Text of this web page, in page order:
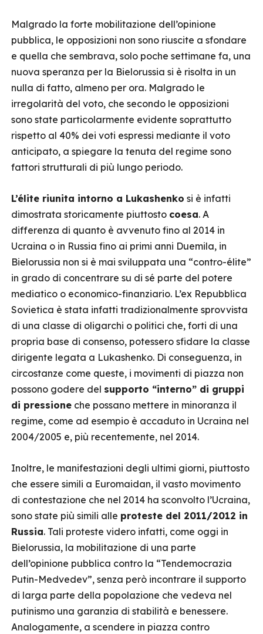
Malgrado la forte mobilitazione dell’opinione
pubblica, le opposizioni non sono riuscite a sfondare
e quella che sembrava, solo poche settimane fa, una
nuova speranza per la Bielorussia si è risolta in un
nulla di fatto, almeno per ora. Malgrado le
irregolarità del voto, che secondo le opposizioni
sono state particolarmente evidente soprattutto
rispetto al 40% dei voti espressi mediante il voto
anticipato, a spiegare la tenuta del regime sono
fattori strutturali di più lungo periodo.
L’élite riunita intorno a Lukashenko si è infatti
dimostrata storicamente piuttosto coesa. A
differenza di quanto è avvenuto fino al 2014 in
Ucraina o in Russia fino ai primi anni Duemila, in
Bielorussia non si è mai sviluppata una “contro-élite”
in grado di concentrare su di sé parte del potere
mediatico o economico-finanziario. L’ex Repubblica
Sovietica è stata infatti tradizionalmente sprovvista
di una classe di oligarchi o politici che, forti di una
propria base di consenso, potessero sfidare la classe
dirigente legata a Lukashenko. Di conseguenza, in
circostanze come queste, i movimenti di piazza non
possono godere del supporto “interno” di gruppi
di pressione che possano mettere in minoranza il
regime, come ad esempio è accaduto in Ucraina nel
2004/2005 e, più recentemente, nel 2014.
Inoltre, le manifestazioni degli ultimi giorni, piuttosto
che essere simili a Euromaidan, il vasto movimento
di contestazione che nel 2014 ha sconvolto l’Ucraina,
sono state più simili alle proteste del 2011/2012 in
Russia. Tali proteste videro infatti, come oggi in
Bielorussia, la mobilitazione di una parte
dell’opinione pubblica contro la “Tendemocrazia
Putin-Medvedev”, senza però incontrare il supporto
di larga parte della popolazione che vedeva nel
putinismo una garanzia di stabilità e benessere.
Analogamente, a scendere in piazza contro